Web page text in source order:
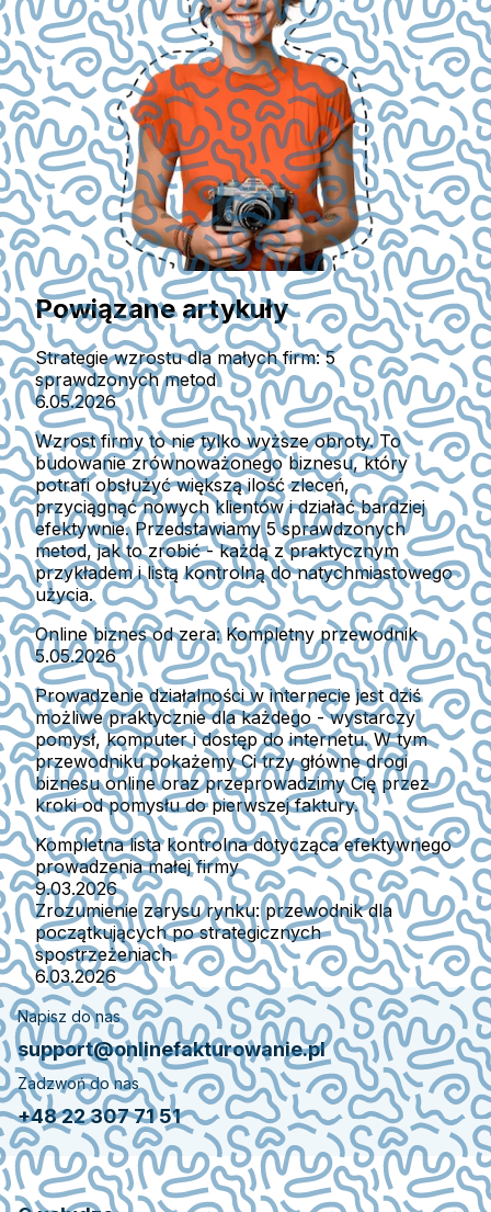
Powiązane artykuły
Strategie wzrostu dla małych firm: 5
sprawdzonych metod
6.05.2026
Wzrost firmy to nie tylko wyższe obroty. To
budowanie zrównoważonego biznesu, który
potrafi obsłużyć większą ilość zleceń,
przyciągnąć nowych klientów i działać bardziej
efektywnie. Przedstawiamy 5 sprawdzonych
metod, jak to zrobić - każdą z praktycznym
przykładem i listą kontrolną do natychmiastowego
użycia.
Online biznes od zera: Kompletny przewodnik
5.05.2026
Prowadzenie działalności w internecie jest dziś
możliwe praktycznie dla każdego - wystarczy
pomysł, komputer i dostęp do internetu. W tym
przewodniku pokażemy Ci trzy główne drogi
biznesu online oraz przeprowadzimy Cię przez
kroki od pomysłu do pierwszej faktury.
Kompletna lista kontrolna dotycząca efektywnego
prowadzenia małej firmy
9.03.2026
Zrozumienie zarysu rynku: przewodnik dla
początkujących po strategicznych
spostrzeżeniach
6.03.2026
Napisz do nas
support@onlinefakturowanie.pl
Zadzwoń do nas
+48 22 307 71 51